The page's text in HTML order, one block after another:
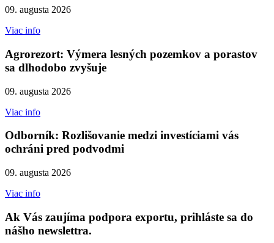
09. augusta 2026
Viac info
Agrorezort: Výmera lesných pozemkov a porastov
sa dlhodobo zvyšuje
09. augusta 2026
Viac info
Odborník: Rozlišovanie medzi investíciami vás
ochráni pred podvodmi
09. augusta 2026
Viac info
Ak Vás zaujíma podpora exportu, prihláste sa do
nášho newslettra.